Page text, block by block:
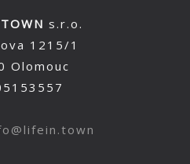
s.r.o.
1215/1
Olomouc